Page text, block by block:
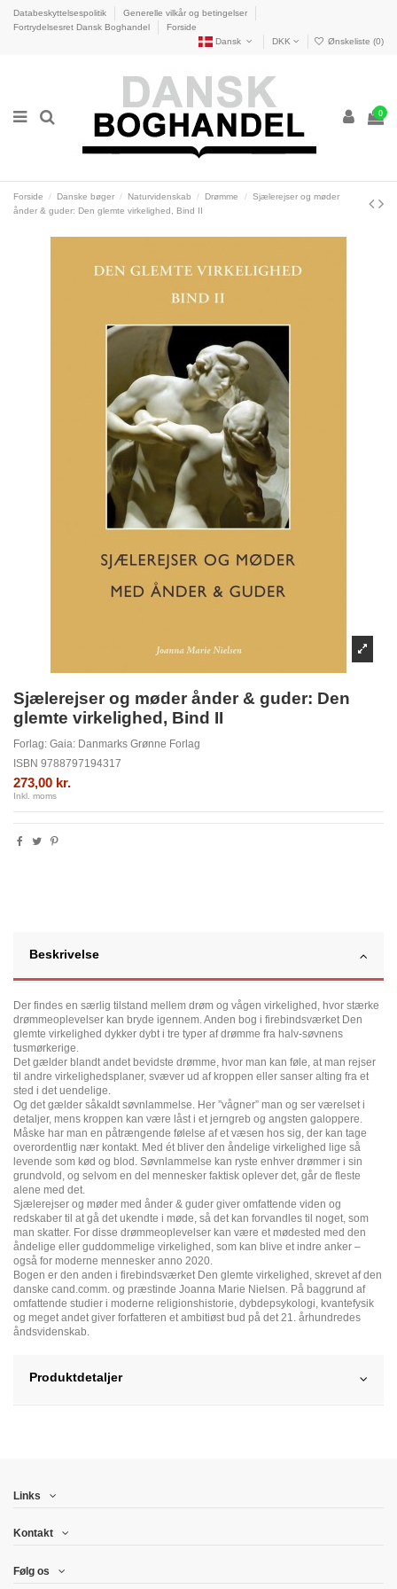
Databeskyttelsespolitik
Generelle vilkår og betingelser
Fortrydelsesret Dansk Boghandel
Forside
Dansk
DKK Ønskeliste (0)
0
Forside Danske bøger Naturvidenskab Drømme
Sjælerejser og møder
ånder & guder: Den glemte virkelighed, Bind II
Sjælerejser og møder ånder & guder: Den
glemte virkelighed, Bind II
Forlag: Gaia: Danmarks Grønne Forlag
ISBN 9788797194317
273,00 kr.
Inkl. moms
Beskrivelse
Der findes en særlig tilstand mellem drøm og vågen virkelighed, hvor stærke
drømmeoplevelser kan bryde igennem. Anden bog i firebindsværket Den
glemte virkelighed dykker dybt i tre typer af drømme fra halv-søvnens
tusmørkerige.
Det gælder blandt andet bevidste drømme, hvor man kan føle, at man rejser
til andre virkelighedsplaner, svæver ud af kroppen eller sanser alting fra et
sted i det uendelige.
Og det gælder såkaldt søvnlammelse. Her ”vågner” man og ser værelset i
detaljer, mens kroppen kan være låst i et jerngreb og angsten galoppere.
Måske har man en påtrængende følelse af et væsen hos sig, der kan tage
overordentlig nær kontakt. Med ét bliver den åndelige virkelighed lige så
levende som kød og blod. Søvnlammelse kan ryste enhver drømmer i sin
grundvold, og selvom en del mennesker faktisk oplever det, går de fleste
alene med det.
Sjælerejser og møder med ånder & guder giver omfattende viden og
redskaber til at gå det ukendte i møde, så det kan forvandles til noget, som
man skatter. For disse drømmeoplevelser kan være et mødested med den
åndelige eller guddommelige virkelighed, som kan blive et indre anker –
også for moderne mennesker anno 2020.
Bogen er den anden i firebindsværket Den glemte virkelighed, skrevet af den
danske cand.comm. og præstinde Joanna Marie Nielsen. På baggrund af
omfattende studier i moderne religionshistorie, dybdepsykologi, kvantefysik
og meget andet giver forfatteren et ambitiøst bud på det 21. århundredes
åndsvidenskab.
Produktdetaljer
Links
Kontakt
Følg os